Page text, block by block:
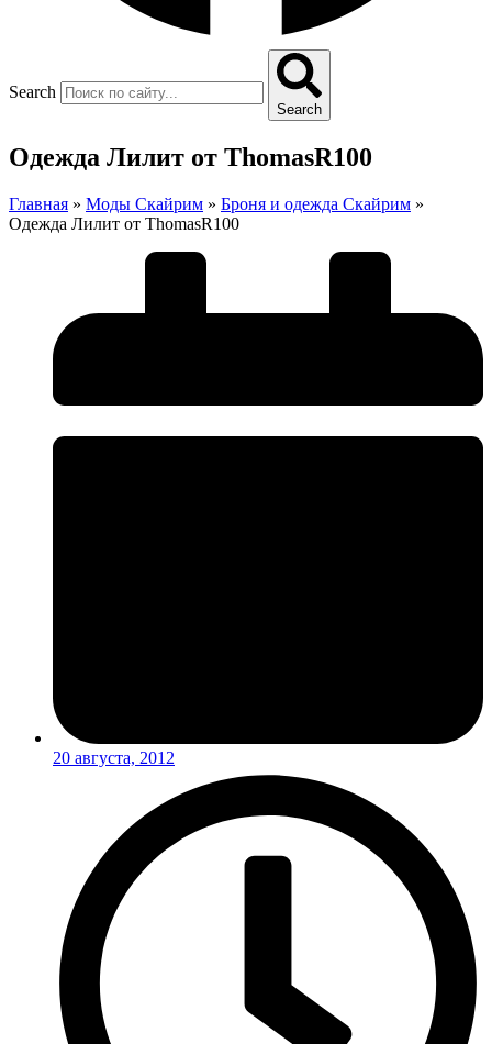
Search
Search
Одежда Лилит от ThomasR100
Главная » Моды Скайрим » Броня и одежда Скайрим »
Одежда Лилит от ThomasR100
20 августа, 2012